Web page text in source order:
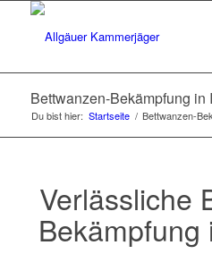
Bettwanzen-Bekämpfung in
Du bist hier: Startseite / Bettwanzen-
Verlässliche